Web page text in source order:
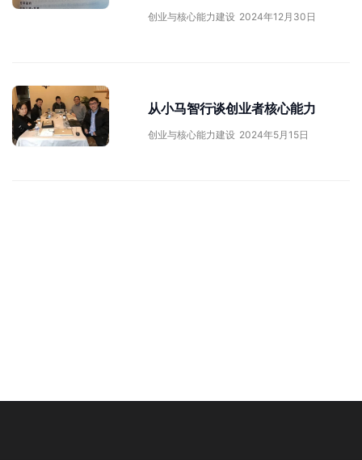
创业与核心能力建设 2024年12月30日
从小马智行谈创业者核心能力
创业与核心能力建设 2024年5月15日